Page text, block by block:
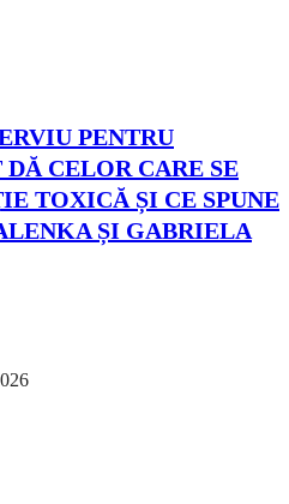
PENTRU
CELOR CARE SE
TOXICĂ ȘI CE SPUNE
ȘI GABRIELA